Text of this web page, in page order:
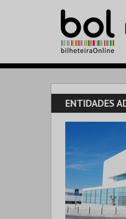
ENTIDADES